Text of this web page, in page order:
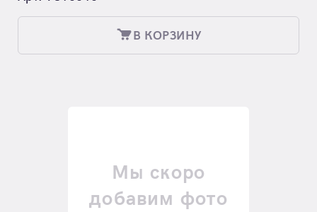
В КОРЗИНУ
Мы скоро
добавим фото